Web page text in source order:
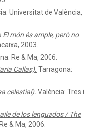
Universitat de València,
El món és ample, però no
2003.
Re & Ma, 2006.
Callas). Tarragona:
celestial). València: Tres i
de los lenguados / The
& Ma, 2006.